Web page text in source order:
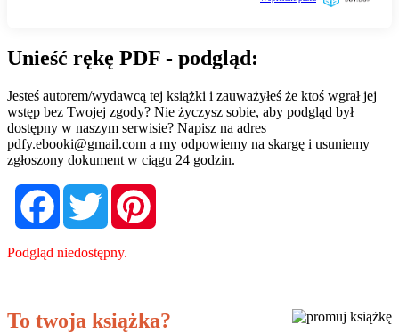
Unieść rękę PDF - podgląd:
Jesteś autorem/wydawcą tej książki i zauważyłeś że ktoś wgrał jej
wstęp bez Twojej zgody? Nie życzysz sobie, aby podgląd był
dostępny w naszym serwisie? Napisz na adres
pdfy.ebooki@gmail.com a my odpowiemy na skargę i usuniemy
zgłoszony dokument w ciągu 24 godzin.
FacebookTwitter
Podgląd niedostępny.
To twoja książka?